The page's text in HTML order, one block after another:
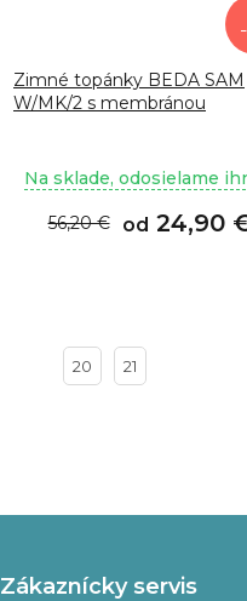
Zimné topánky BEDA SAM
W/MK/2 s membránou
Na sklade, odosielame
od 24,90
56,20 €
20 21
Zákaznícky servis